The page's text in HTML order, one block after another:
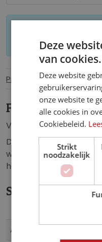
worden
Productinformatie
Fotobehang
Vlies fotobehang een
Dit fotobehang zorgt
woonkamer,
horecagelegenheid of
Specificaties
informatie
Artikelnummer
Deze
van cookies.
Deze website
onze website te
alle cookies in
Cookiebeleid.
Strikt
noodzakelijk